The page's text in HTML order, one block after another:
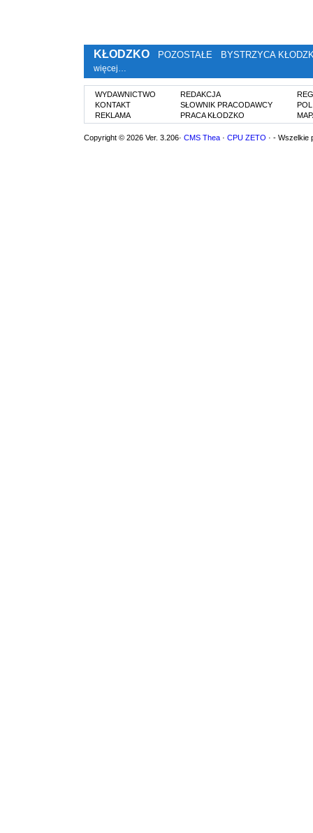
KŁODZKO POZOSTAŁE BYSTRZYCA
więcej…
WYDAWNICTWO
KONTAKT
REKLAMA
REDAKCJA
SŁOWNIK PRACODAWCY
PRACA KŁODZKO
Copyright © 2026 Ver. 3.206· CMS Thea · CPU ZETO · - Wszelkie